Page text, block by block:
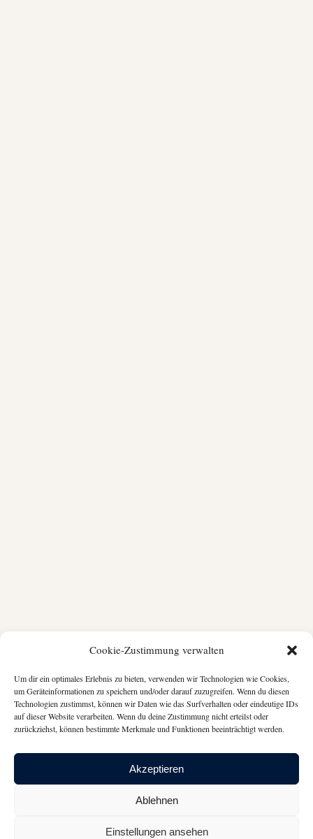
Cookie-Zustimmung verwalten
Um dir ein optimales Erlebnis zu bieten, verwenden wir Technologien wie Cookies,
um Geräteinformationen zu speichern und/oder darauf zuzugreifen. Wenn du diesen
Technologien zustimmst, können wir Daten wie das Surfverhalten oder eindeutige IDs
auf dieser Website verarbeiten. Wenn du deine Zustimmung nicht erteilst oder
zurückziehst, können bestimmte Merkmale und Funktionen beeinträchtigt werden.
Akzeptieren
Ablehnen
Einstellungen ansehen